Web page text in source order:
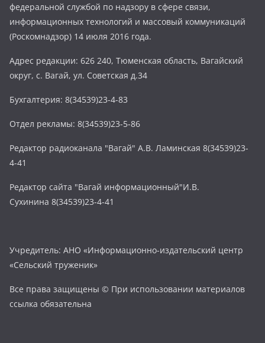
федеральной службой по надзору в сфере связи,
информационных технологий и массовый коммуникаций
(Роскомнадзор) 14 июля 2016 года.
Адрес редакции: 626 240, Тюменская область, Вагайский
округ, с. Вагай, ул. Советская д.34
Бухгалтерия: 8(34539)23-4-83
Отдел рекламы: 8(34539)23-5-86
Редактор радиоканала "Вагай" А.В. Ламинская 8(34539)23-
4-41
Редактор сайта "Вагай информационный"И.В.
Сухинина 8(34539)23-4-41
Учредитель: АНО «Информационно-издательский центр
«Сельский труженик»
Все права защищены © При использовании материалов
ссылка обязательна